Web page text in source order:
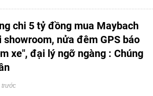
chi 5 tỷ đồng mua Maybach
showroom, nửa đêm GPS báo
xe", đại lý ngỡ ngàng : Chúng
trước